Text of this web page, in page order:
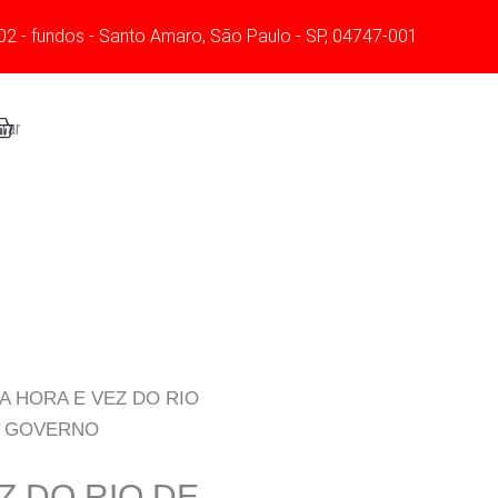
- fundos - Santo Amaro, São Paulo - SP, 04747-001
HORA E VEZ DO RIO
O
NOVO